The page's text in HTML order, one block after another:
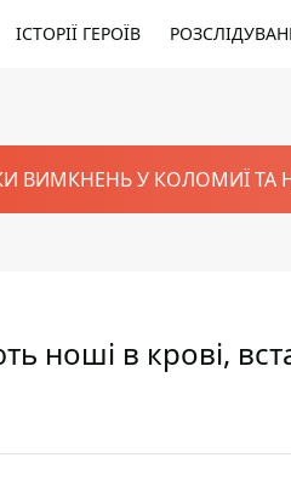
ІСТОРІЇ ГЕРОЇВ
ВИМКНЕНЬ У КОЛОМИЇ ТА
в крові,